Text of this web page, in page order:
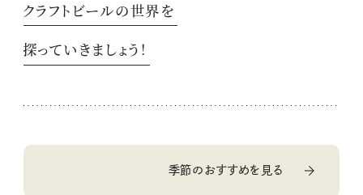
クラフトビールの世界を
探っていきましょう！
季節のおすすめを見る